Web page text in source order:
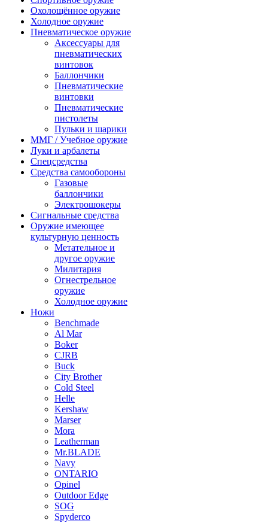
Охолощённое оружие
Холодное оружие
Пневматическое оружие
Аксессуары для
пневматических
винтовок
Баллончики
Пневматические
винтовки
Пневматические
пистолеты
Пульки и шарики
ММГ / Учебное оружие
Луки и арбалеты
Спецсредства
Средства самообороны
Газовые
баллончики
Электрошокеры
Сигнальные средства
Оружие имеющее
культурную ценность
Метательное и
другое оружие
Милитария
Огнестрельное
оружие
Холодное оружие
Ножи
Benchmade
Al Mar
Boker
CJRB
Buck
City Brother
Cold Steel
Helle
Kershaw
Marser
Mora
Leatherman
Mr.BLADE
Navy
ONTARIO
Opinel
Outdoor Edge
SOG
Spyderco